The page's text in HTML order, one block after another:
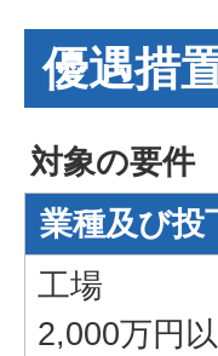
優遇措
対象の要件
業種及び投
工場
2,000万円